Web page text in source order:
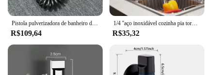
Pistola pulverizadora de banheiro doméstico de aço inoxidável, pulverizador de bidê portátil, válvula angular de saída dupla, bico pressurizado, dispositivo de descarga
R$109,64
1/4 ''aço inoxidável cozinha pia torneira torneira torneira cromo osmose reversa RO água potável filtro ferramenta
R$35,32